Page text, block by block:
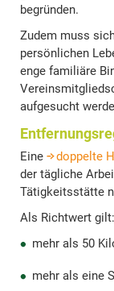
begründen.
Zudem muss
persönlichen
enge familiäre
aufgesucht
Eine doppelte
der tägliche
Tätigkeitsstätte
Als Richtwert gilt:
mehr als 50
mehr als eine